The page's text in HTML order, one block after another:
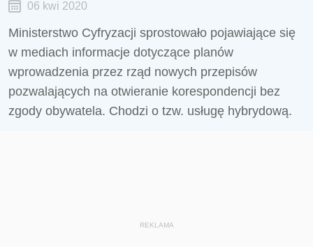
06 kwi 2020
Ministerstwo Cyfryzacji sprostowało pojawiające się
w mediach informacje dotyczące planów
wprowadzenia przez rząd nowych przepisów
pozwalających na otwieranie korespondencji bez
zgody obywatela. Chodzi o tzw. usługę hybrydową.
REKLAMA